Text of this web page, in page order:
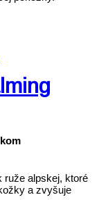
alpskej, ktoré
a zvyšuje